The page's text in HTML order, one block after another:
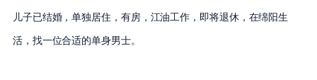
儿子已结婚，单独居住，有房，江油工作，即将退休，在绵阳生
活，找一位合适的单身男士。